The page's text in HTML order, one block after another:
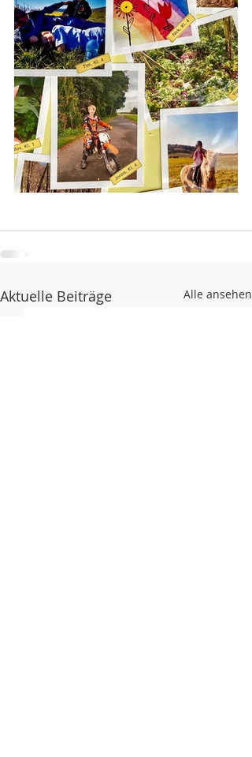
Aktuelle Beiträge Alle ansehen